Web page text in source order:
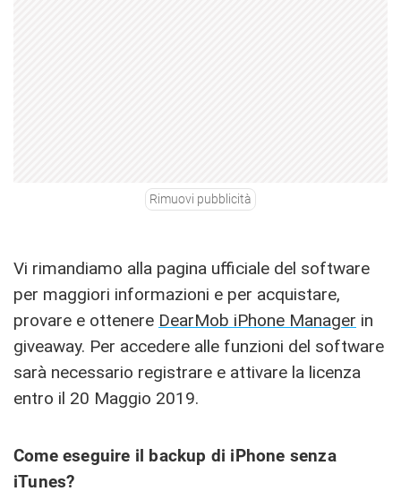
Rimuovi pubblicità
Vi rimandiamo alla pagina ufficiale del software
per maggiori informazioni e per acquistare,
provare e ottenere DearMob iPhone Manager in
giveaway. Per accedere alle funzioni del software
sarà necessario registrare e attivare la licenza
entro il 20 Maggio 2019.
Come eseguire il backup di iPhone senza
iTunes?